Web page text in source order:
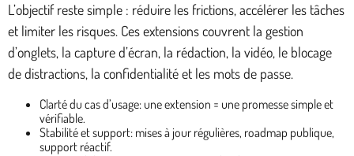
L’objectif reste simple : réduire les frictions, accélérer les tâches
et limiter les risques. Ces extensions couvrent la gestion
d’onglets, la capture d’écran, la rédaction, la vidéo, le blocage
de distractions, la confidentialité et les mots de passe.
Clarté du cas d’usage: une extension = une promesse simple et
vérifiable.
Stabilité et support: mises à jour régulières, roadmap publique,
support réactif.